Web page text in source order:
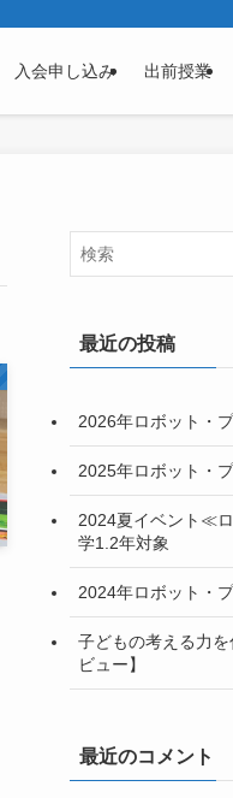
入会申し込み 出前授業
最近の投稿
2026年ロボット・
2025年ロボット・
2024夏イベント≪
学1.2年対象
2024年ロボット・
子どもの考える力
ビュー】
最近のコメント